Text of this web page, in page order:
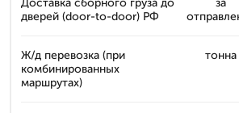
Доставка сборного груза до
дверей (door-to-door) РФ
за
Ж/д перевозка (при
комбинированных
маршрутах)
тонна